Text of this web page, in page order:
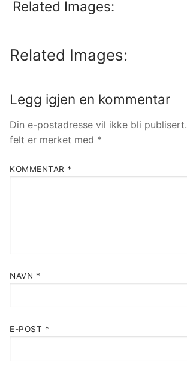
Related Images:
Related Images:
Legg igjen en kommentar
Din e-postadresse vil ikke bli publisert.
felt er merket med *
KOMMENTAR *
NAVN *
E-POST *